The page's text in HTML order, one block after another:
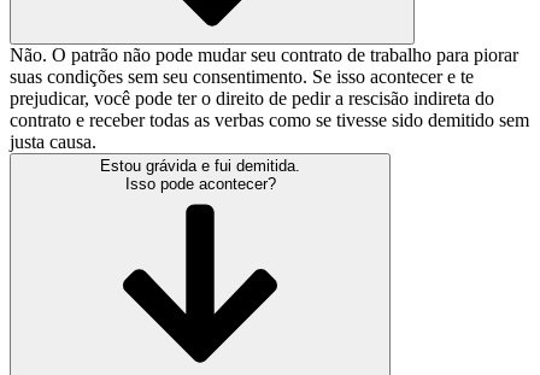
Não. O patrão não pode mudar seu contrato de trabalho para piorar
suas condições sem seu consentimento. Se isso acontecer e te
prejudicar, você pode ter o direito de pedir a rescisão indireta do
contrato e receber todas as verbas como se tivesse sido demitido sem
justa causa.
Estou grávida e fui demitida.
Isso pode acontecer?